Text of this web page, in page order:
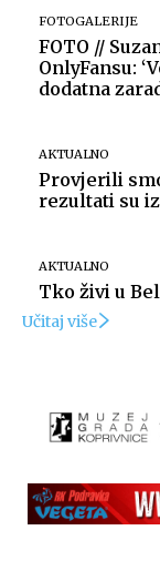
FOTOGALERIJE
FOTO //
OnlyFansu:
dodatna
AKTUALNO
Provjerili
rezultati su
AKTUALNO
Tko živi u
Učitaj više